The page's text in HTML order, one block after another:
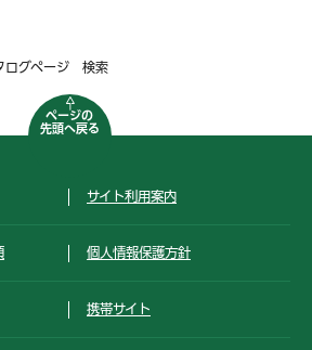
ログページ 検索
ページの
先頭へ戻る
サイト利用案内
個人情報保護方針
携帯サイト